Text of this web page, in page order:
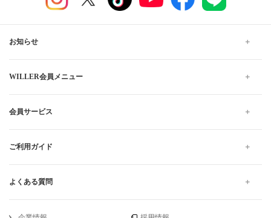
お知らせ
WILLER会員メニュー
会員サービス
ご利用ガイド
よくある質問